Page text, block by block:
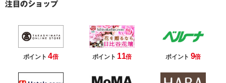
ポイント4倍 ポイント 11倍 ポイント 9倍